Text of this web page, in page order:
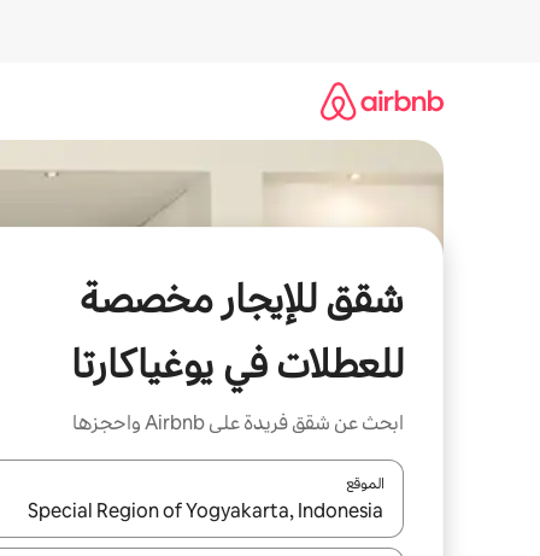
شقق للإيجار مخصصة
للعطلات في يوغياكارتا
ابحث عن شقق فريدة على Airbnb واحجزها
الموقع
عند توفر النتائج، انتقل باستخدام السهمين لأعلى